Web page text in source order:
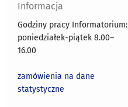
Informacja
Godziny pracy Informatorium:
poniedziałek-piątek 8.00–
16.00
zamówienia na dane
statystyczne